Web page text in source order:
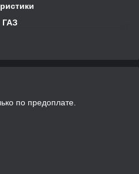
ГАЗ
по предоплате.